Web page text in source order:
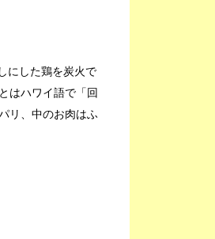
にした鶏を炭火で
はハワイ語で「回
リ、中のお肉はふ